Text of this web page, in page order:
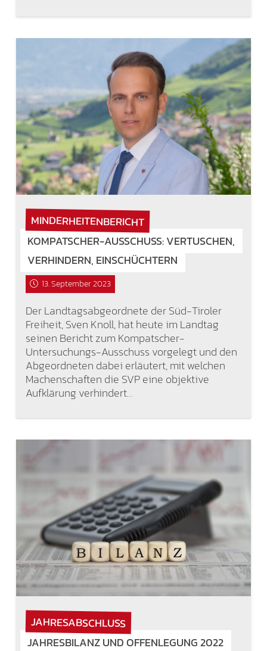
MINDERHEITENBERICHT
KOMPATSCHER-AUSSCHUSS: VERTUSCHEN,
VERHINDERN, EINSCHÜCHTERN
13. September 2023
Der Landtagsabgeordnete der Süd-Tiroler
Freiheit, Sven Knoll, hat heute im Landtag
seinen Bericht zum Kompatscher-
Untersuchungs-Ausschuss vorgelegt und den
Abgeordneten dabei erläutert, mit welchen
Machenschaften die SVP eine objektive
Aufklärung verhindert…
JAHRESABSCHLUSS
JAHRESBILANZ UND OFFENLEGUNG 2022